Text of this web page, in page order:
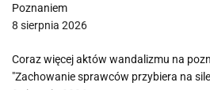
Poznaniem
8 sierpnia 2026
Coraz więcej aktów wandalizmu na
"Zachowanie sprawców przybiera na